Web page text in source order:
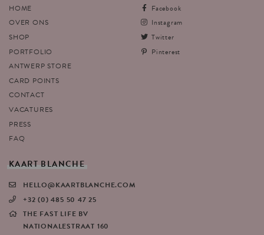
HOME
OVER ONS
SHOP
PORTFOLIO
ANTWERP STORE
CARD POINTS
CONTACT
VACATURES
PRESS
FAQ
Facebook
Instagram
Twitter
Pinterest
KAART BLANCHE
HELLO@KAARTBLANCHE.COM
+32 (0) 485 50 47 25
THE FAST LIFE BV
NATIONALESTRAAT 160